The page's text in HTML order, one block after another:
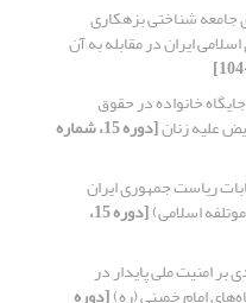
شناختی بزهکاری
ایران در مقابله به آن
خانواده در حقوق
علیه زنان [دوره 15، شماره
ریاست جمهوری ایران
[دوره 15،
بر امنیت ملی پایدار در
امام خمینی (ره)[دوره